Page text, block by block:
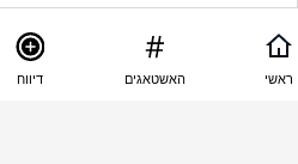
זה הזמן לנשק הסודי …. ראשי האשטאגים דיווח